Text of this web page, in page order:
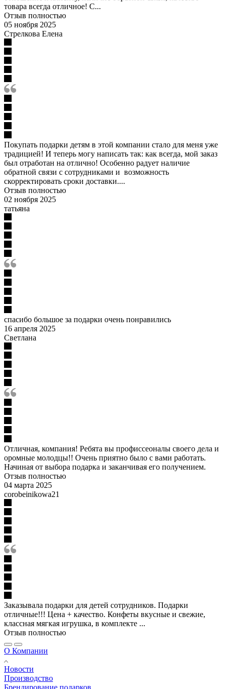
товара всегда отличное! С...
Отзыв полностью
05 ноября 2025
Стрелкова Елена
Покупать подарки детям в этой компании стало для меня уже
традицией! И теперь могу написать так: как всегда, мой заказ
был отработан на отлично! Особенно радует наличие
обратной связи с сотрудниками и возможность
скорректировать сроки доставки....
Отзыв полностью
02 ноября 2025
татьяна
спасибо большое за подарки очень понравились
16 апреля 2025
Светлана
Отличная, компания! Ребята вы профиссеоналы своего дела и
оромные молодцы!! Очень приятно было с вами работать.
Начиная от выбора подарка и заканчивая его получением.
Отзыв полностью
04 марта 2025
corobeinikowa21
Заказывала подарки для детей сотрудников. Подарки
отличные!!! Цена + качество. Конфеты вкусные и свежие,
классная мягкая игрушка, в комплекте ...
Отзыв полностью
О Компании
Новости
Производство
Брендирование подарков